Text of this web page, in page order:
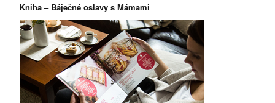
Kniha – Báječné oslavy s Mámami